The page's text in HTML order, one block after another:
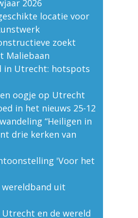
2026
locatie voor
zoekt
Maliebaan
in Utrecht: hotspots
oogje op Utrecht
in het nieuws 25-12
“Heiligen in
drie kerken van
'Voor het
wereldband uit
Utrecht en de wereld